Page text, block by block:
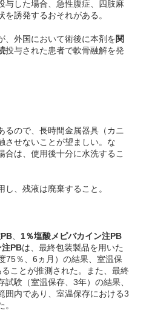
与した場合、急性腹症、四肢麻
誘発するおそれがある。
、外国において術後に本剤を関
投与された患者で軟骨融解を発
るので、長時間金属器具（カニ
させないことが望ましい。な
合は、使用後十分に水洗するこ
、残液は廃棄すること。
1％塩酸メピバカイン注PB
注PBは、最終包装製品を用いた
75％、6ヵ月）の結果、室温保
ことが推測された。また、最終
験（室温保存、3年）の結果、
囲内であり、室温保存における3